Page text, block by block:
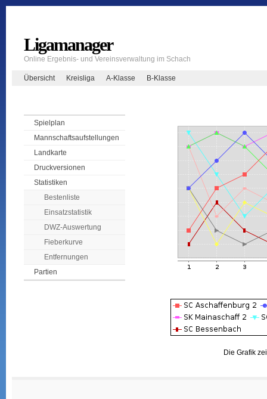
Ligamanager
Online Ergebnis- und Vereinsverwaltung im Schach
Übersicht Kreisliga A-Klasse B-Klasse
Spielplan
Mannschaftsaufstellungen
Landkarte
Druckversionen
Statistiken
Bestenliste
Einsatzstatistik
DWZ-Auswertung
Fieberkurve
Entfernungen
Partien
Die Grafik